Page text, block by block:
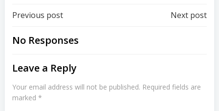
Post
navigation
Previous post Next post
No Responses
Leave a Reply
Your email address will not be published. Required fields are
marked *